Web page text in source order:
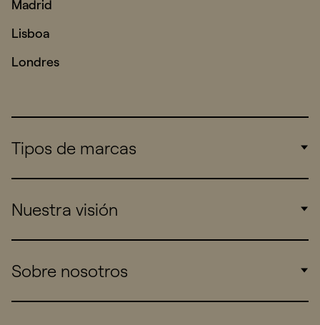
Madrid
Lisboa
Londres
Tipos de marcas
Consumers
Startups
Nuestra visión
Work
Sobre nosotros